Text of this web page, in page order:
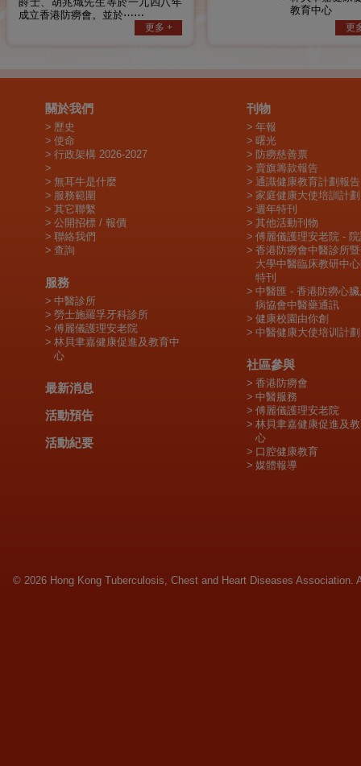
成立香港防癆會。並於⋯⋯
更多 +
教育中心
更
關於我們
歷史
使命
行政架構 2026-2027
無耳牛是什麼
服務範圍
其它聯繫
公開招標 / 報價
聯絡我們
查詢
服務
中醫診所
勞士施羅孚牙科診所
傅麗儀護理安老院
林貝聿嘉健康促進及教育中
心
最新消息
活動預告
活動紀要
刊物
年報
曙光
防癆慈善票
賣旗籌款報告
通識健康教育計劃報告
家庭健康大使培訓計劃
週年特刊
其他活動刊物
傅麗儀護理安老院 -
香港防癆會中醫診所
大學中醫臨床教研中
特刊
中醫匯 - 香港防癆心
病協會中醫藥通訊
健康校園由你創
中醫健康大使培训計劃
社區參與
香港防癆會
中醫服務
傅麗儀護理安老院
林貝聿嘉健康促進及
心
口腔健康教育
媒體報導
© 2026 Hong Kong Tuberculosis, Chest and Heart Diseases Association.